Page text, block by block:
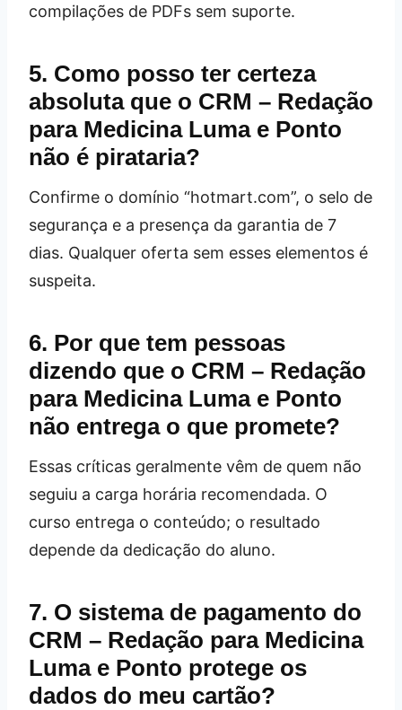
compilações de PDFs sem suporte.
5. Como posso ter certeza
absoluta que o CRM – Redação
para Medicina Luma e Ponto
não é pirataria?
Confirme o domínio “hotmart.com”, o selo de
segurança e a presença da garantia de 7
dias. Qualquer oferta sem esses elementos é
suspeita.
6. Por que tem pessoas
dizendo que o CRM – Redação
para Medicina Luma e Ponto
não entrega o que promete?
Essas críticas geralmente vêm de quem não
seguiu a carga horária recomendada. O
curso entrega o conteúdo; o resultado
depende da dedicação do aluno.
7. O sistema de pagamento do
CRM – Redação para Medicina
Luma e Ponto protege os
dados do meu cartão?